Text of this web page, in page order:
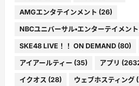
AMGエンタテインメント (26)
NBCユニバーサル・エンターテイメン
SKE48 LIVE！！ ON DEMAND (80)
アイアールティー (35) アプリ
イクオス (28) ウェブホスティング